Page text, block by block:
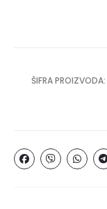
ŠIFRA PROIZVODA: